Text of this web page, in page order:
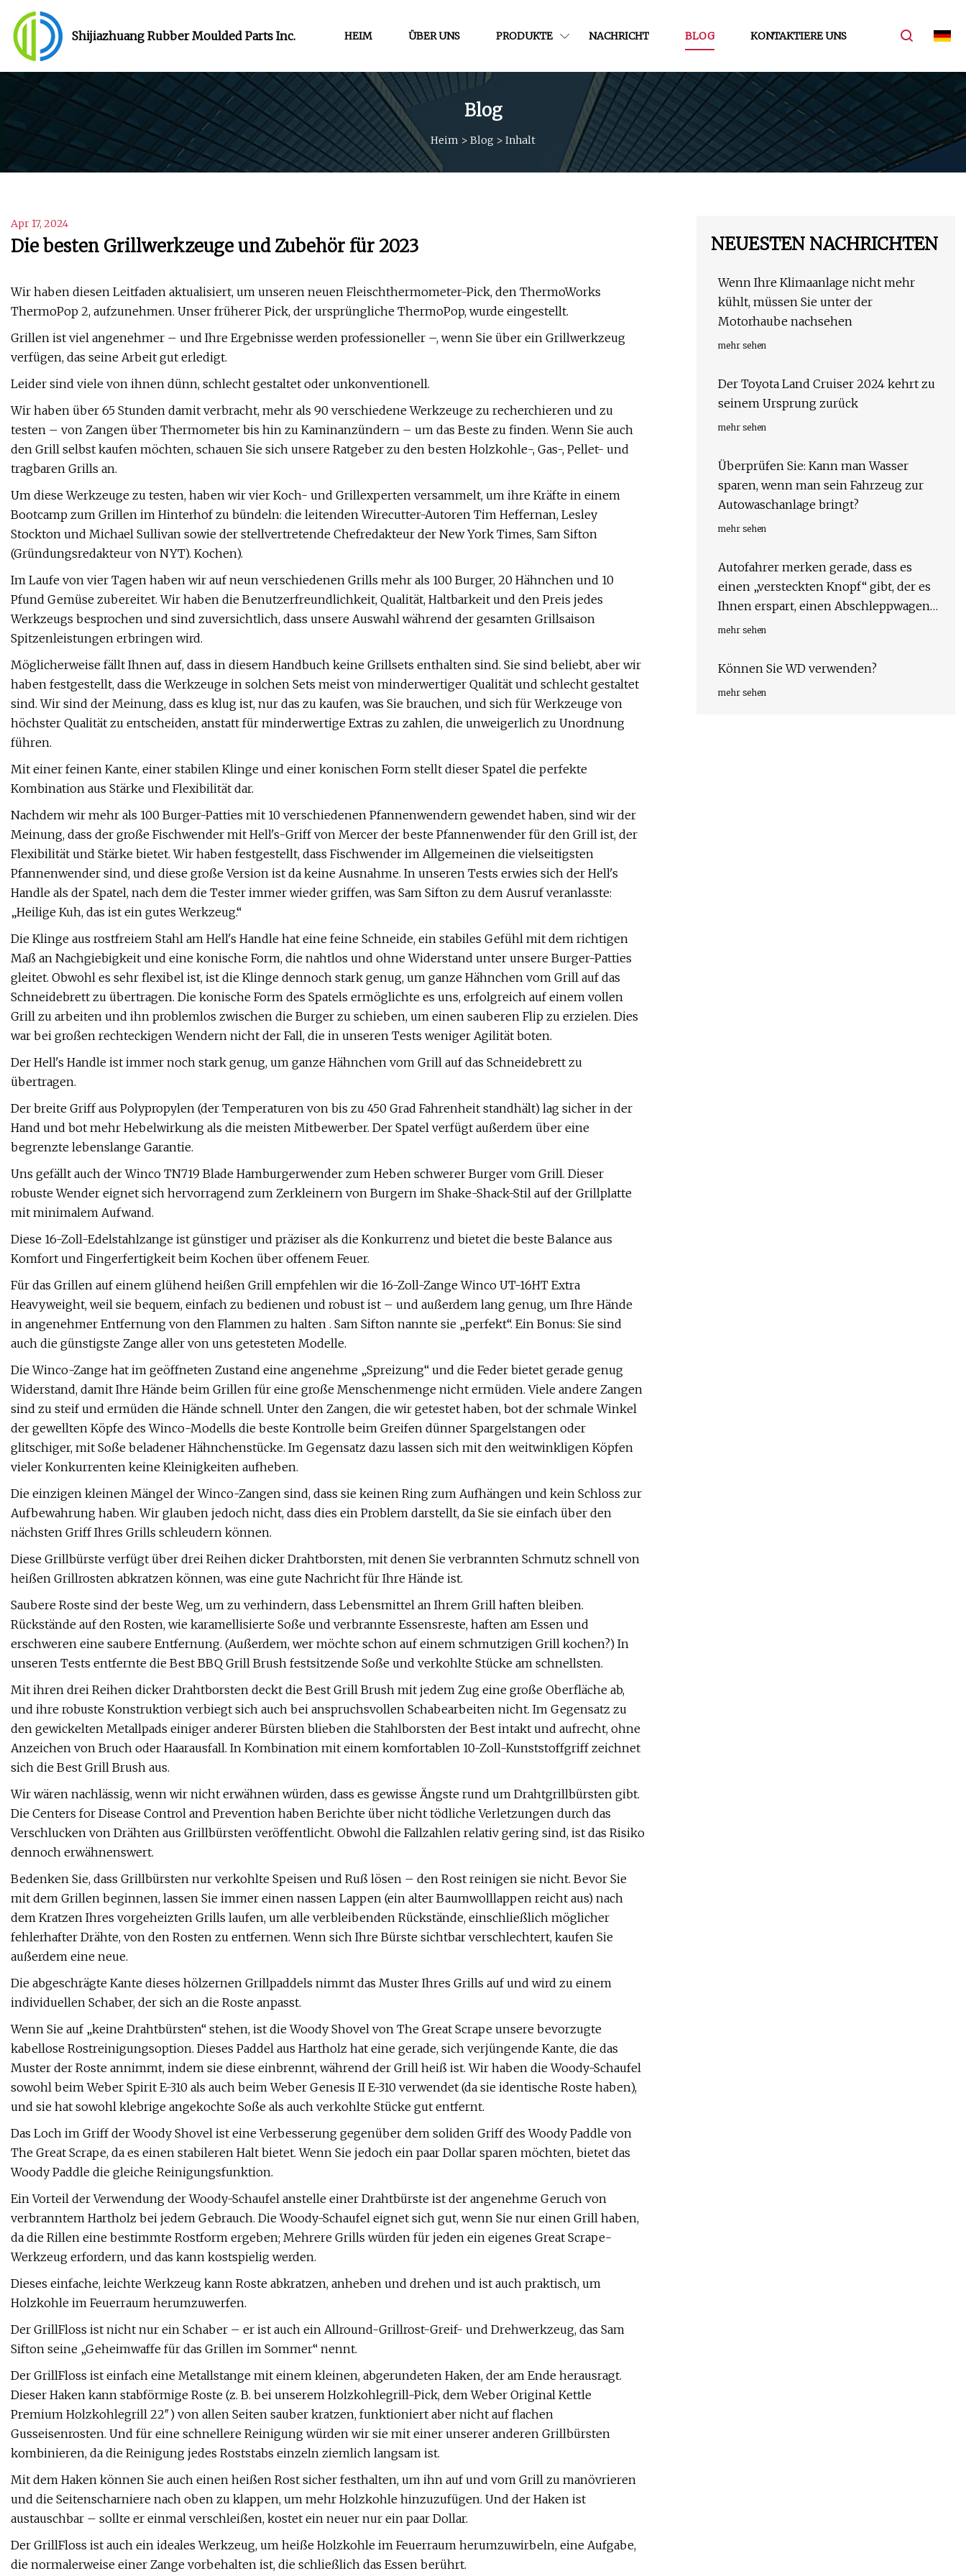
Shijiazhuang Rubber Moulded Parts Inc. HEIM ÜBER UNS PRODUKTE NACHRICHT BLOG KONTAKTIERE UNS
Blog
Heim > Blog > Inhalt
Apr 17, 2024
Die besten Grillwerkzeuge und Zubehör für 2023
Wir haben diesen Leitfaden aktualisiert, um unseren neuen Fleischthermometer-Pick, den ThermoWorks
ThermoPop 2, aufzunehmen. Unser früherer Pick, der ursprüngliche ThermoPop, wurde eingestellt.
Grillen ist viel angenehmer – und Ihre Ergebnisse werden professioneller –, wenn Sie über ein Grillwerkzeug
verfügen, das seine Arbeit gut erledigt.
Leider sind viele von ihnen dünn, schlecht gestaltet oder unkonventionell.
Wir haben über 65 Stunden damit verbracht, mehr als 90 verschiedene Werkzeuge zu recherchieren und zu
testen – von Zangen über Thermometer bis hin zu Kaminanzündern – um das Beste zu finden. Wenn Sie auch
den Grill selbst kaufen möchten, schauen Sie sich unsere Ratgeber zu den besten Holzkohle-, Gas-, Pellet- und
tragbaren Grills an.
Um diese Werkzeuge zu testen, haben wir vier Koch- und Grillexperten versammelt, um ihre Kräfte in einem
Bootcamp zum Grillen im Hinterhof zu bündeln: die leitenden Wirecutter-Autoren Tim Heffernan, Lesley
Stockton und Michael Sullivan sowie der stellvertretende Chefredakteur der New York Times, Sam Sifton
(Gründungsredakteur von NYT). Kochen).
Im Laufe von vier Tagen haben wir auf neun verschiedenen Grills mehr als 100 Burger, 20 Hähnchen und 10
Pfund Gemüse zubereitet. Wir haben die Benutzerfreundlichkeit, Qualität, Haltbarkeit und den Preis jedes
Werkzeugs besprochen und sind zuversichtlich, dass unsere Auswahl während der gesamten Grillsaison
Spitzenleistungen erbringen wird.
Möglicherweise fällt Ihnen auf, dass in diesem Handbuch keine Grillsets enthalten sind. Sie sind beliebt, aber wir
haben festgestellt, dass die Werkzeuge in solchen Sets meist von minderwertiger Qualität und schlecht gestaltet
sind. Wir sind der Meinung, dass es klug ist, nur das zu kaufen, was Sie brauchen, und sich für Werkzeuge von
höchster Qualität zu entscheiden, anstatt für minderwertige Extras zu zahlen, die unweigerlich zu Unordnung
führen.
Mit einer feinen Kante, einer stabilen Klinge und einer konischen Form stellt dieser Spatel die perfekte
Kombination aus Stärke und Flexibilität dar.
Nachdem wir mehr als 100 Burger-Patties mit 10 verschiedenen Pfannenwendern gewendet haben, sind wir der
Meinung, dass der große Fischwender mit Hell's-Griff von Mercer der beste Pfannenwender für den Grill ist, der
Flexibilität und Stärke bietet. Wir haben festgestellt, dass Fischwender im Allgemeinen die vielseitigsten
Pfannenwender sind, und diese große Version ist da keine Ausnahme. In unseren Tests erwies sich der Hell's
Handle als der Spatel, nach dem die Tester immer wieder griffen, was Sam Sifton zu dem Ausruf veranlasste:
„Heilige Kuh, das ist ein gutes Werkzeug.“
Die Klinge aus rostfreiem Stahl am Hell's Handle hat eine feine Schneide, ein stabiles Gefühl mit dem richtigen
Maß an Nachgiebigkeit und eine konische Form, die nahtlos und ohne Widerstand unter unsere Burger-Patties
gleitet. Obwohl es sehr flexibel ist, ist die Klinge dennoch stark genug, um ganze Hähnchen vom Grill auf das
Schneidebrett zu übertragen. Die konische Form des Spatels ermöglichte es uns, erfolgreich auf einem vollen
Grill zu arbeiten und ihn problemlos zwischen die Burger zu schieben, um einen sauberen Flip zu erzielen. Dies
war bei großen rechteckigen Wendern nicht der Fall, die in unseren Tests weniger Agilität boten.
Der Hell's Handle ist immer noch stark genug, um ganze Hähnchen vom Grill auf das Schneidebrett zu
übertragen.
Der breite Griff aus Polypropylen (der Temperaturen von bis zu 450 Grad Fahrenheit standhält) lag sicher in der
Hand und bot mehr Hebelwirkung als die meisten Mitbewerber. Der Spatel verfügt außerdem über eine
begrenzte lebenslange Garantie.
Uns gefällt auch der Winco TN719 Blade Hamburgerwender zum Heben schwerer Burger vom Grill. Dieser
robuste Wender eignet sich hervorragend zum Zerkleinern von Burgern im Shake-Shack-Stil auf der Grillplatte
mit minimalem Aufwand.
Diese 16-Zoll-Edelstahlzange ist günstiger und präziser als die Konkurrenz und bietet die beste Balance aus
Komfort und Fingerfertigkeit beim Kochen über offenem Feuer.
Für das Grillen auf einem glühend heißen Grill empfehlen wir die 16-Zoll-Zange Winco UT-16HT Extra
Heavyweight, weil sie bequem, einfach zu bedienen und robust ist – und außerdem lang genug, um Ihre Hände
in angenehmer Entfernung von den Flammen zu halten . Sam Sifton nannte sie „perfekt“. Ein Bonus: Sie sind
auch die günstigste Zange aller von uns getesteten Modelle.
Die Winco-Zange hat im geöffneten Zustand eine angenehme „Spreizung“ und die Feder bietet gerade genug
Widerstand, damit Ihre Hände beim Grillen für eine große Menschenmenge nicht ermüden. Viele andere Zangen
sind zu steif und ermüden die Hände schnell. Unter den Zangen, die wir getestet haben, bot der schmale Winkel
der gewellten Köpfe des Winco-Modells die beste Kontrolle beim Greifen dünner Spargelstangen oder
glitschiger, mit Soße beladener Hähnchenstücke. Im Gegensatz dazu lassen sich mit den weitwinkligen Köpfen
vieler Konkurrenten keine Kleinigkeiten aufheben.
Die einzigen kleinen Mängel der Winco-Zangen sind, dass sie keinen Ring zum Aufhängen und kein Schloss zur
Aufbewahrung haben. Wir glauben jedoch nicht, dass dies ein Problem darstellt, da Sie sie einfach über den
nächsten Griff Ihres Grills schleudern können.
Diese Grillbürste verfügt über drei Reihen dicker Drahtborsten, mit denen Sie verbrannten Schmutz schnell von
heißen Grillrosten abkratzen können, was eine gute Nachricht für Ihre Hände ist.
Saubere Roste sind der beste Weg, um zu verhindern, dass Lebensmittel an Ihrem Grill haften bleiben.
Rückstände auf den Rosten, wie karamellisierte Soße und verbrannte Essensreste, haften am Essen und
erschweren eine saubere Entfernung. (Außerdem, wer möchte schon auf einem schmutzigen Grill kochen?) In
unseren Tests entfernte die Best BBQ Grill Brush festsitzende Soße und verkohlte Stücke am schnellsten.
Mit ihren drei Reihen dicker Drahtborsten deckt die Best Grill Brush mit jedem Zug eine große Oberfläche ab,
und ihre robuste Konstruktion verbiegt sich auch bei anspruchsvollen Schabearbeiten nicht. Im Gegensatz zu
den gewickelten Metallpads einiger anderer Bürsten blieben die Stahlborsten der Best intakt und aufrecht, ohne
Anzeichen von Bruch oder Haarausfall. In Kombination mit einem komfortablen 10-Zoll-Kunststoffgriff zeichnet
sich die Best Grill Brush aus.
Wir wären nachlässig, wenn wir nicht erwähnen würden, dass es gewisse Ängste rund um Drahtgrillbürsten gibt.
Die Centers for Disease Control and Prevention haben Berichte über nicht tödliche Verletzungen durch das
Verschlucken von Drähten aus Grillbürsten veröffentlicht. Obwohl die Fallzahlen relativ gering sind, ist das Risiko
dennoch erwähnenswert.
Bedenken Sie, dass Grillbürsten nur verkohlte Speisen und Ruß lösen – den Rost reinigen sie nicht. Bevor Sie
mit dem Grillen beginnen, lassen Sie immer einen nassen Lappen (ein alter Baumwolllappen reicht aus) nach
dem Kratzen Ihres vorgeheizten Grills laufen, um alle verbleibenden Rückstände, einschließlich möglicher
fehlerhafter Drähte, von den Rosten zu entfernen. Wenn sich Ihre Bürste sichtbar verschlechtert, kaufen Sie
außerdem eine neue.
Die abgeschrägte Kante dieses hölzernen Grillpaddels nimmt das Muster Ihres Grills auf und wird zu einem
individuellen Schaber, der sich an die Roste anpasst.
Wenn Sie auf „keine Drahtbürsten“ stehen, ist die Woody Shovel von The Great Scrape unsere bevorzugte
kabellose Rostreinigungsoption. Dieses Paddel aus Hartholz hat eine gerade, sich verjüngende Kante, die das
Muster der Roste annimmt, indem sie diese einbrennt, während der Grill heiß ist. Wir haben die Woody-Schaufel
sowohl beim Weber Spirit E-310 als auch beim Weber Genesis II E-310 verwendet (da sie identische Roste haben),
und sie hat sowohl klebrige angekochte Soße als auch verkohlte Stücke gut entfernt.
Das Loch im Griff der Woody Shovel ist eine Verbesserung gegenüber dem soliden Griff des Woody Paddle von
The Great Scrape, da es einen stabileren Halt bietet. Wenn Sie jedoch ein paar Dollar sparen möchten, bietet das
Woody Paddle die gleiche Reinigungsfunktion.
Ein Vorteil der Verwendung der Woody-Schaufel anstelle einer Drahtbürste ist der angenehme Geruch von
verbranntem Hartholz bei jedem Gebrauch. Die Woody-Schaufel eignet sich gut, wenn Sie nur einen Grill haben,
da die Rillen eine bestimmte Rostform ergeben; Mehrere Grills würden für jeden ein eigenes Great Scrape-
Werkzeug erfordern, und das kann kostspielig werden.
Dieses einfache, leichte Werkzeug kann Roste abkratzen, anheben und drehen und ist auch praktisch, um
Holzkohle im Feuerraum herumzuwerfen.
Der GrillFloss ist nicht nur ein Schaber – er ist auch ein Allround-Grillrost-Greif- und Drehwerkzeug, das Sam
Sifton seine „Geheimwaffe für das Grillen im Sommer“ nennt.
Der GrillFloss ist einfach eine Metallstange mit einem kleinen, abgerundeten Haken, der am Ende herausragt.
Dieser Haken kann stabförmige Roste (z. B. bei unserem Holzkohlegrill-Pick, dem Weber Original Kettle
Premium Holzkohlegrill 22″) von allen Seiten sauber kratzen, funktioniert aber nicht auf flachen
Gusseisenrosten. Und für eine schnellere Reinigung würden wir sie mit einer unserer anderen Grillbürsten
kombinieren, da die Reinigung jedes Roststabs einzeln ziemlich langsam ist.
Mit dem Haken können Sie auch einen heißen Rost sicher festhalten, um ihn auf und vom Grill zu manövrieren
und die Seitenscharniere nach oben zu klappen, um mehr Holzkohle hinzuzufügen. Und der Haken ist
austauschbar – sollte er einmal verschleißen, kostet ein neuer nur ein paar Dollar.
Der GrillFloss ist auch ein ideales Werkzeug, um heiße Holzkohle im Feuerraum herumzuwirbeln, eine Aufgabe,
die normalerweise einer Zange vorbehalten ist, die schließlich das Essen berührt.
NEUESTEN NACHRICHTEN
Wenn Ihre Klimaanlage nicht mehr
kühlt, müssen Sie unter der
Motorhaube nachsehen
mehr sehen
Der Toyota Land Cruiser 2024 kehrt zu
seinem Ursprung zurück
mehr sehen
Überprüfen Sie: Kann man Wasser
sparen, wenn man sein Fahrzeug zur
Autowaschanlage bringt?
mehr sehen
Autofahrer merken gerade, dass es
einen „versteckten Knopf“ gibt, der es
Ihnen erspart, einen Abschleppwagen
rufen zu müssen, wenn Sie feststecken
mehr sehen
Können Sie WD verwenden?
mehr sehen